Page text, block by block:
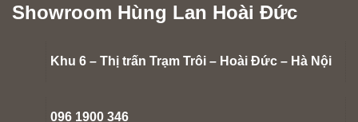
Showroom Hùng Lan Hoài Đức
Khu 6 – Thị trấn Trạm Trôi – Hoài Đức – Hà Nội